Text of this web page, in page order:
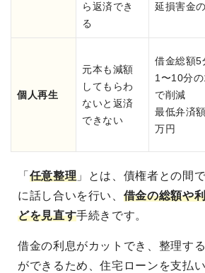
ら返済でき
る
延損害金
個人再生
元本も減額
してもらわ
ないと返済
できない
借金総額5
1〜10分の
で削減
最低弁済
万円
「 任意整理 」とは、債権者との間
に話し合いを行い、 借金の総額や
どを見直す手続きです。
借金の利息がカットでき、整理す
ができるため、住宅ローンを支払